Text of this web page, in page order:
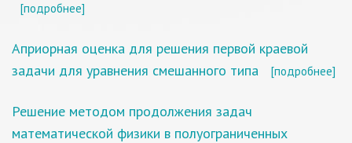
[подробнее]
Априорная оценка для решения первой краевой
задачи для уравнения смешанного типа
[подробнее]
Решение методом продолжения задач
математической физики в полуограниченных